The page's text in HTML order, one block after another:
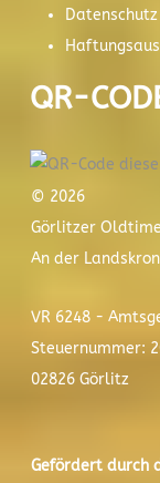
Datenschutz
QR-
© 2026
Görlitzer
An der
VR 6248 -
Steuernummer:
02826 Görlitz
Gefördert durch